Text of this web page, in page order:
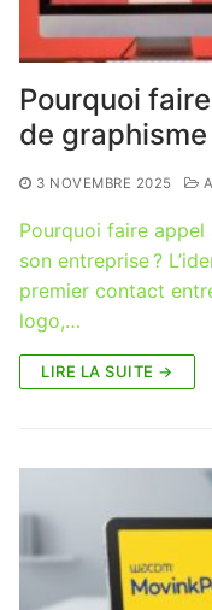
Pourquoi
de
3 NOVEMBRE 2025
Pourquoi faire
son entreprise ?
premier contact
logo,…
LIRE LA SUITE →